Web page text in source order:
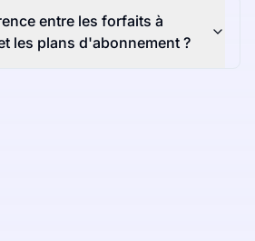
entre les forfaits à
les plans d'abonnement ?